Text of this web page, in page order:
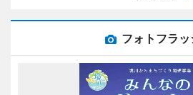
フォトフラッ